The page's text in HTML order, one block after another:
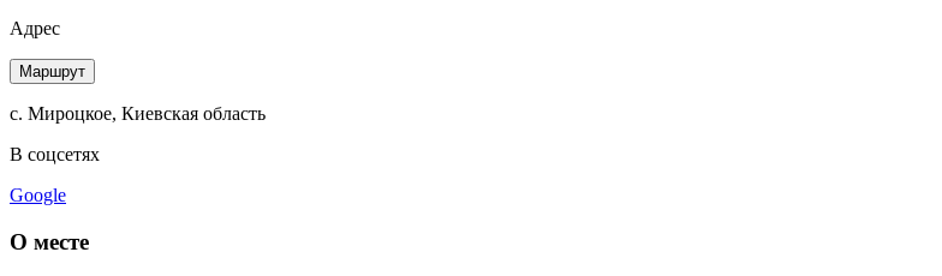
Адрес
Маршрут
с. Мироцкое, Киевская область
В соцсетях
Google
О месте